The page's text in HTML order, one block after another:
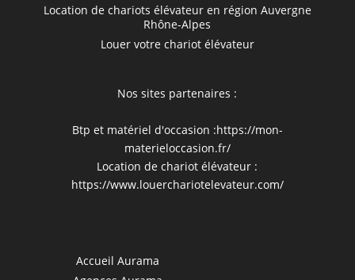
Location de chariots élévateur en région Auvergne
Rhône-Alpes
Louer votre chariot élévateur
Nos sites partenaires :
Btp et matériel d'occasion :https://mon-
materieloccasion.fr/
Location de chariot élévateur :
https://www.louerchariotelevateur.com/
Accueil Aurama